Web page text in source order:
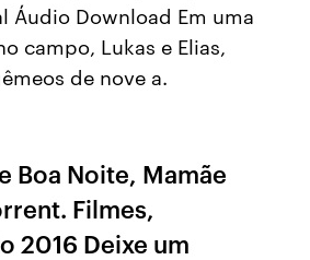
Áudio Download Em uma
campo, Lukas e Elias,
de nove a.
Boa Noite, Mamãe
Filmes,
2016 Deixe um